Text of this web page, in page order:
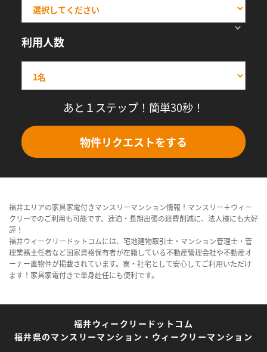
利用人数
あと１ステップ！簡単30秒！
物件リクエストをする
福井エリアの家具家電付きマンスリーマンション情報！マンスリー＋ウィー
クリーでのご利用も可能です。連泊・長期出張の経費削減に、法人様にも大好
評！
福井ウィークリードットコムには、宅地建物取引士・マンション管理士・管
理業務主任者など国家資格保有者が在籍している不動産管理会社や不動産オ
ーナー直物件が掲載されています。寮・社宅として安心してご利用いただけ
ます！家具家電付きで単身赴任にも便利です。
福井ウィークリードットコム
福井県のマンスリーマンション・ウィークリーマンション